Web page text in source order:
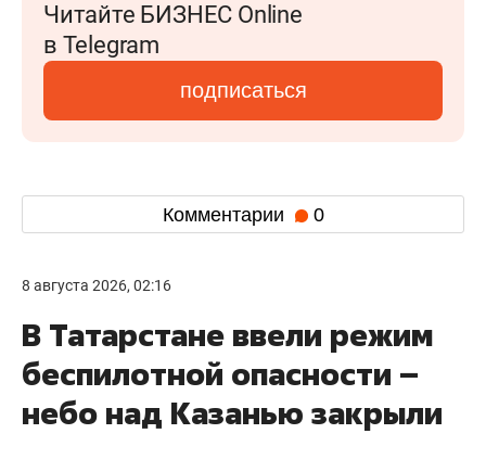
Читайте БИЗНЕС Online
в Telegram
подписаться
Комментарии 0
8 августа 2026, 02:16
В Татарстане ввели режим
беспилотной опасности –
небо над Казанью закрыли